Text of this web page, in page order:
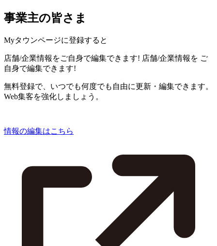
事業主の皆さま
Myタウンページに登録すると
店舗/企業情報をご自身で編集できます! 店舗/企業情報を ご
自身で編集できます!
無料登録で、いつでも何度でも自由に更新・編集できます。
Web集客を強化しましょう。
情報の編集はこちら